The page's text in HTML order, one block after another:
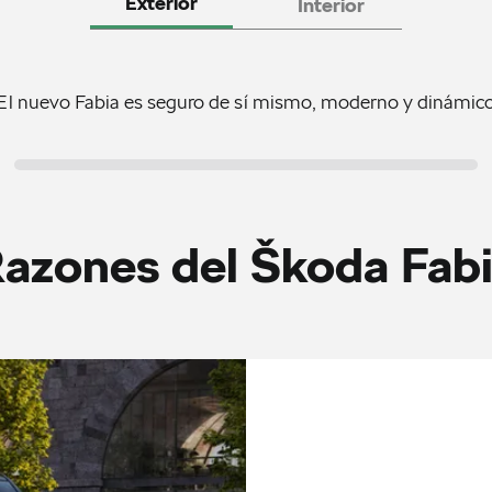
nuevo Fabia es seguro de sí mismo, moderno y
del Škoda